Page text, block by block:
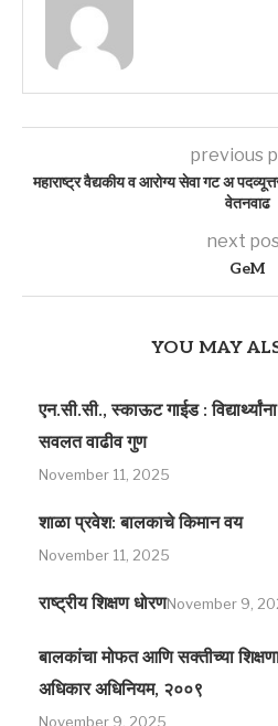
previous
महाराष्ट्र वैद्यकीय व आरोग्य सेवा गट अ
वेतनवाढ
next
GeM
YOU MAY
एन.सी.सी., स्काऊट गाईड : विद्यार्थ्यांना
सवलत वाढीव गुण
November 11, 2025
शाळा प्रवेश: बालकाचे किमान वय
November 11, 2025
राष्ट्रीय शिक्षण धोरणNovember 9,
बालकांचा मोफत आणि सक्तीच्या
अधिकार अधिनियम, २००९
November 9, 2025